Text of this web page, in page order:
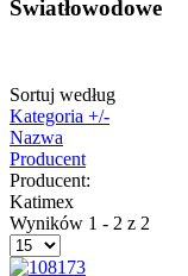
Światłowodowe
Sortuj według
Kategoria +/-
Nazwa
Producent
Producent:
Katimex
Wyników 1 - 2 z 2